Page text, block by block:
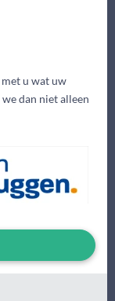
u wat uw
dan niet alleen